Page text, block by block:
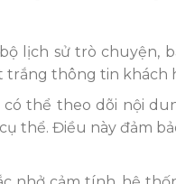
lịch sử trò chuyện,
trắng thông tin khách
có thể theo dõi nội
thể. Điều này đảm